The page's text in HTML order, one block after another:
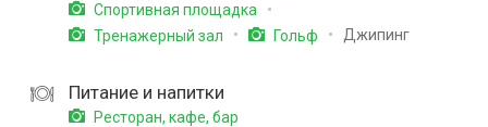
Спортивная площадка
Тренажерный зал
Гольф Джипинг
Питание и напитки
Ресторан, кафе, бар